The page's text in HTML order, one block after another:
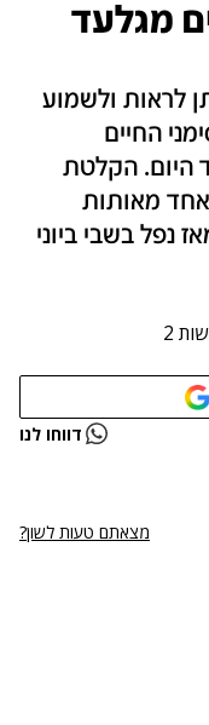
מגלעד
לראות ולשמוע
החיים
היום. הקלטת
מאותות
נפל בשבי ביוני
2
דווחו לנו
מצאתם טעות לשון?